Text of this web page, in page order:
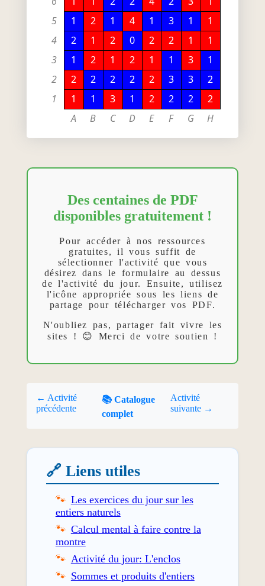
5
1 2 1 4 1 3 1
1
4
2 1 2 0 2 2 1
1
3
1 2 1 2 1 1 3
1
2
2 2 2 2 2 3 3
2
1
1 1 3 1 2 2 2
2
A
B C D E F G H
Des centaines de PDF
disponibles gratuitement !
Pour accéder à nos ressources
gratuites, il vous suffit de
sélectionner l'activité que vous
désirez dans le formulaire au dessus
de l'activité du jour. Ensuite, utilisez
l'icône appropriée sous les liens de
partage pour télécharger vos PDF.
N'oubliez pas, partager fait vivre les
sites ! 😊 Merci de votre soutien !
← Activité
précédente
📚 Catalogue
complet
Activité
suivante →
🔗 Liens utiles
Les exercices du jour sur les
entiers naturels
Calcul mental à faire contre la
montre
Activité du jour: L'enclos
Sommes et produits d'entiers